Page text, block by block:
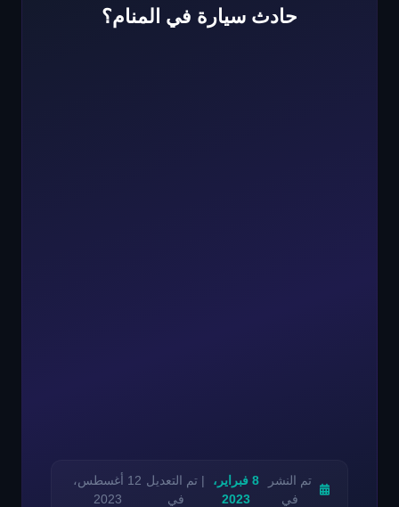
حادث سيارة في المنام؟
تم النشر
في
8 فبراير،
2023
| تم التعديل
في
12 أغسطس،
2023